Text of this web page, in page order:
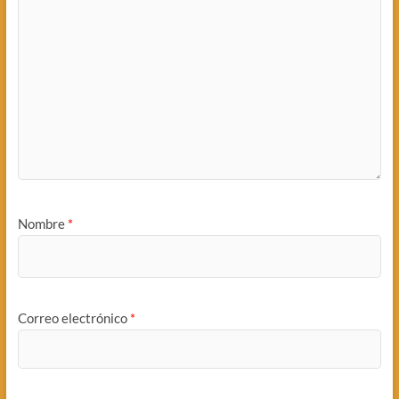
Nombre *
Correo electrónico *